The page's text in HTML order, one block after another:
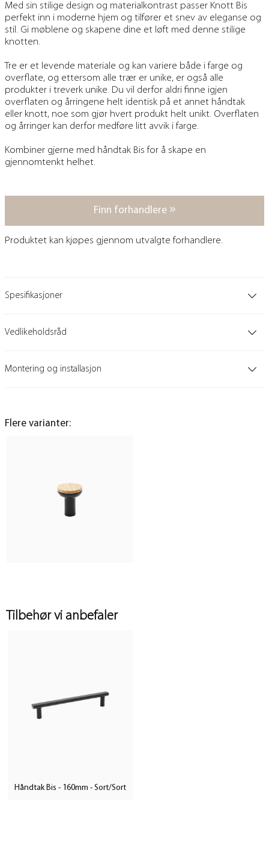
Med sin stilige design og materialkontrast passer Knott Bis
perfekt inn i moderne hjem og tilfører et snev av eleganse og
stil. Gi møblene og skapene dine et løft med denne stilige
knotten.
Tre er et levende materiale og kan variere både i farge og
overflate, og ettersom alle trær er unike, er også alle
produkter i treverk unike. Du vil derfor aldri finne igjen
overflaten og årringene helt identisk på et annet håndtak
eller knott, noe som gjør hvert produkt helt unikt. Overflaten
og årringer kan derfor medføre litt avvik i farge.
Kombiner gjerne med håndtak Bis for å skape en
gjennomtenkt helhet.
Finn forhandlere
Produktet kan kjøpes gjennom utvalgte forhandlere.
Spesifikasjoner
Vedlikeholdsråd
Montering og installasjon
Flere varianter:
Tilbehør vi anbefaler
Håndtak Bis - 160mm - Sort/Sort